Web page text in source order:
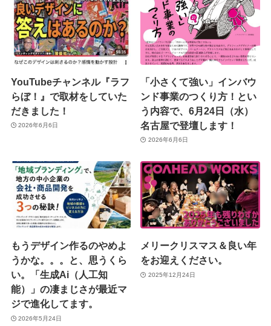
YouTubeチャンネル『ラフ
らぼ！』で取材をしていた
だきました！
2026年6月6日
「小さくて強い」インバウ
ンド事業のつくり方！とい
う内容で、6月24日（水）
名古屋で登壇します！
2026年6月6日
もうデザイン作るのやめよ
うかな。。。と、思うくら
い。「生成Ai（人工知
能）」の凄まじさが最近マ
ジで進化してます。
2026年5月24日
メリークリスマス＆良い年
をお迎えください。
2025年12月24日